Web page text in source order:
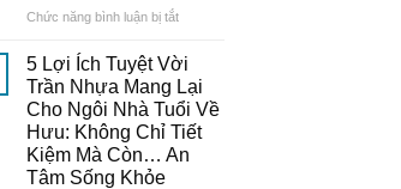
Ngôi
Tuổi
Về
Hưu
Nhà
Dễ
–
Hướng
Dẫn
Chi
Tiết
Chức năng bình luận bị tắtở
Nhựa
Tiết
Kiệm
Chi
Phí:
Giải
5 Lợi Ích Tuyệt Vời
Trần Nhựa Mang Lại
Cho Ngôi Nhà Tuổi Về
Hưu: Không Chỉ Tiết
Kiệm Mà Còn… An
Tâm Sống Khỏe